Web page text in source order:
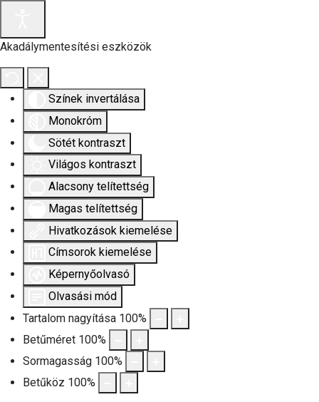
Akadálymentesítési eszközök
Színek invertálása
Monokróm
Sötét kontraszt
Világos kontraszt
Alacsony telítettség
Magas telítettség
Hivatkozások kiemelése
Címsorok kiemelése
Képernyőolvasó
Olvasási mód
Tartalom nagyítása 100%
Betűméret 100%
Sormagasság 100%
Betűköz 100%